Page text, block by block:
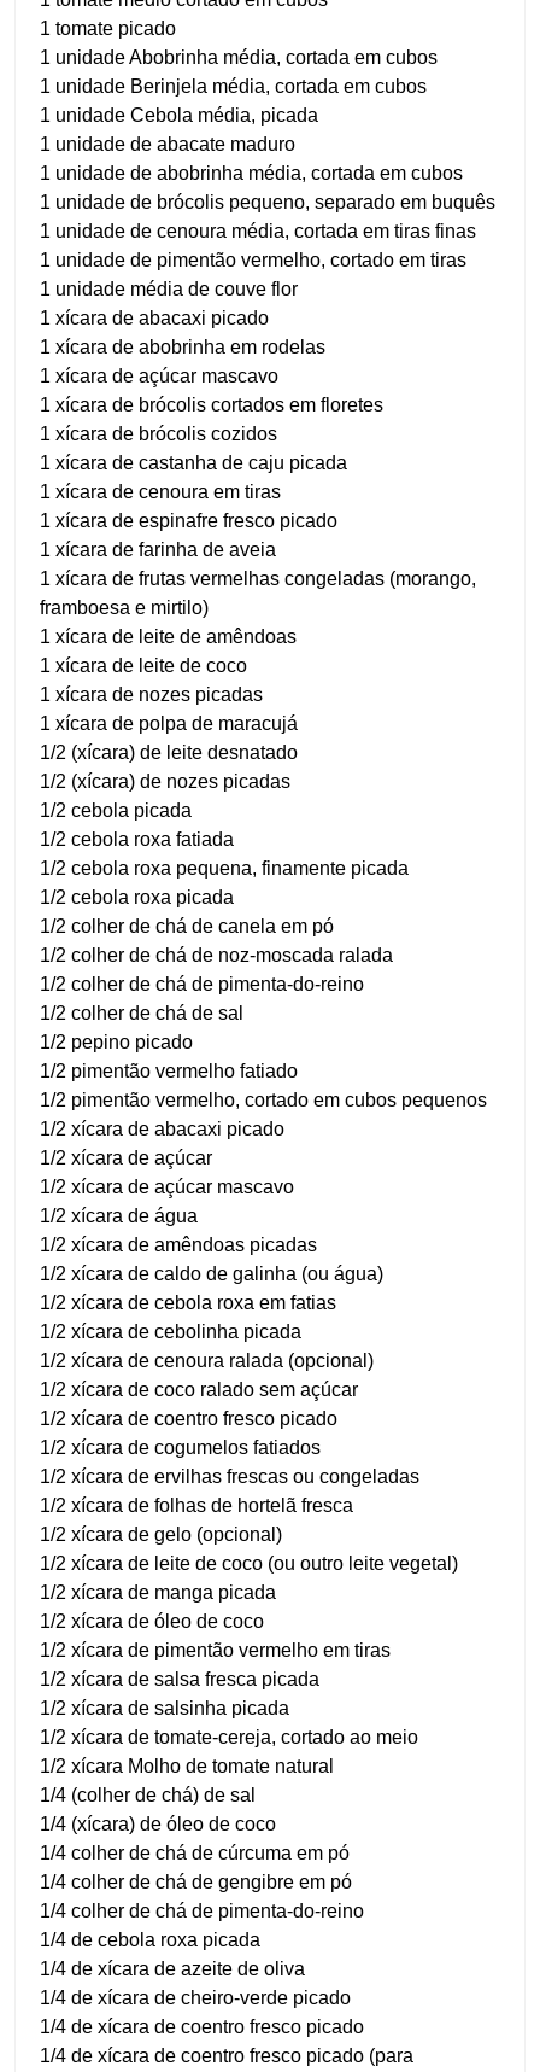
1 tomate picado
1 unidade Abobrinha média, cortada em cubos
1 unidade Berinjela média, cortada em cubos
1 unidade Cebola média, picada
1 unidade de abacate maduro
1 unidade de abobrinha média, cortada em cubos
1 unidade de brócolis pequeno, separado em buquês
1 unidade de cenoura média, cortada em tiras finas
1 unidade de pimentão vermelho, cortado em tiras
1 unidade média de couve flor
1 xícara de abacaxi picado
1 xícara de abobrinha em rodelas
1 xícara de açúcar mascavo
1 xícara de brócolis cortados em floretes
1 xícara de brócolis cozidos
1 xícara de castanha de caju picada
1 xícara de cenoura em tiras
1 xícara de espinafre fresco picado
1 xícara de farinha de aveia
1 xícara de frutas vermelhas congeladas (morango,
framboesa e mirtilo)
1 xícara de leite de amêndoas
1 xícara de leite de coco
1 xícara de nozes picadas
1 xícara de polpa de maracujá
1/2 (xícara) de leite desnatado
1/2 (xícara) de nozes picadas
1/2 cebola picada
1/2 cebola roxa fatiada
1/2 cebola roxa pequena, finamente picada
1/2 cebola roxa picada
1/2 colher de chá de canela em pó
1/2 colher de chá de noz-moscada ralada
1/2 colher de chá de pimenta-do-reino
1/2 colher de chá de sal
1/2 pepino picado
1/2 pimentão vermelho fatiado
1/2 pimentão vermelho, cortado em cubos pequenos
1/2 xícara de abacaxi picado
1/2 xícara de açúcar
1/2 xícara de açúcar mascavo
1/2 xícara de água
1/2 xícara de amêndoas picadas
1/2 xícara de caldo de galinha (ou água)
1/2 xícara de cebola roxa em fatias
1/2 xícara de cebolinha picada
1/2 xícara de cenoura ralada (opcional)
1/2 xícara de coco ralado sem açúcar
1/2 xícara de coentro fresco picado
1/2 xícara de cogumelos fatiados
1/2 xícara de ervilhas frescas ou congeladas
1/2 xícara de folhas de hortelã fresca
1/2 xícara de gelo (opcional)
1/2 xícara de leite de coco (ou outro leite vegetal)
1/2 xícara de manga picada
1/2 xícara de óleo de coco
1/2 xícara de pimentão vermelho em tiras
1/2 xícara de salsa fresca picada
1/2 xícara de salsinha picada
1/2 xícara de tomate-cereja, cortado ao meio
1/2 xícara Molho de tomate natural
1/4 (colher de chá) de sal
1/4 (xícara) de óleo de coco
1/4 colher de chá de cúrcuma em pó
1/4 colher de chá de gengibre em pó
1/4 colher de chá de pimenta-do-reino
1/4 de cebola roxa picada
1/4 de xícara de azeite de oliva
1/4 de xícara de cheiro-verde picado
1/4 de xícara de coentro fresco picado
1/4 de xícara de coentro fresco picado (para